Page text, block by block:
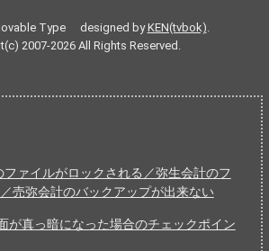
Type designed byKEN(tvbok)
2007-2026 All Rights Reserved.
ファイルがロックされる／弥生会計のフ
売弥会計のバックアップが出来ない
が真っ暗になった場合のチェックポイン